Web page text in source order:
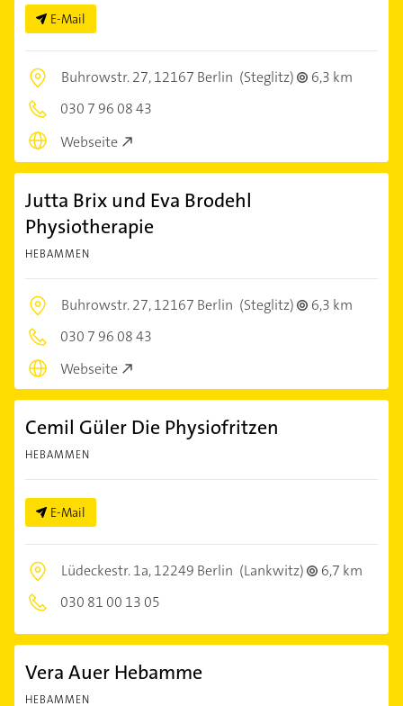
E-Mail
Buhrowstr. 27,12167 Berlin (Steglitz)
6,3 km
030 7 96 08 43
Webseite
Jutta Brix und Eva Brodehl
Physiotherapie
HEBAMMEN
Buhrowstr. 27,12167 Berlin (Steglitz)
6,3 km
030 7 96 08 43
Webseite
Cemil Güler Die Physiofritzen
HEBAMMEN
E-Mail
Lüdeckestr. 1a,12249 Berlin (Lankwitz)
6,7 km
030 81 00 13 05
Vera Auer Hebamme
HEBAMMEN